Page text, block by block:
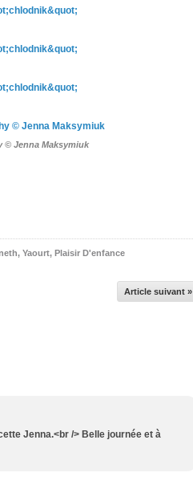
© Jenna Maksymiuk
, Yaourt, Plaisir D'enfance
Article suivant »
Jenna.<br /> Belle journée et à